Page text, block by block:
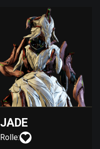
JADE
Rolle: